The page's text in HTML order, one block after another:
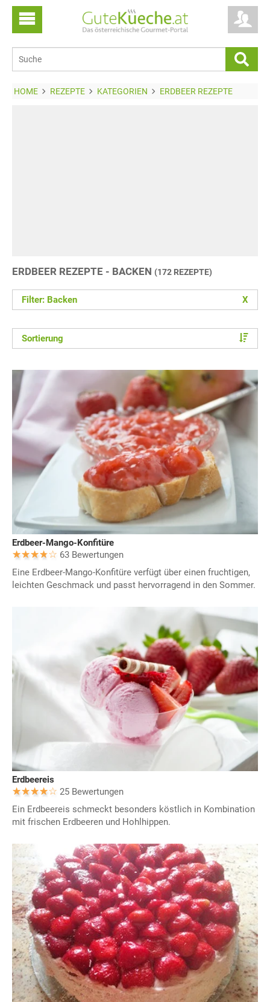
HOME REZEPTE KATEGORIEN ERDBEER REZEPTE
ERDBEER REZEPTE - BACKEN (172 REZEPTE)
Filter: Backen X
Sortierung
Erdbeer-Mango-Konfitüre
63 Bewertungen
Eine Erdbeer-Mango-Konfitüre verfügt über einen fruchtigen,
leichten Geschmack und passt hervorragend in den Sommer.
Erdbeereis
25 Bewertungen
Ein Erdbeereis schmeckt besonders köstlich in Kombination
mit frischen Erdbeeren und Hohlhippen.